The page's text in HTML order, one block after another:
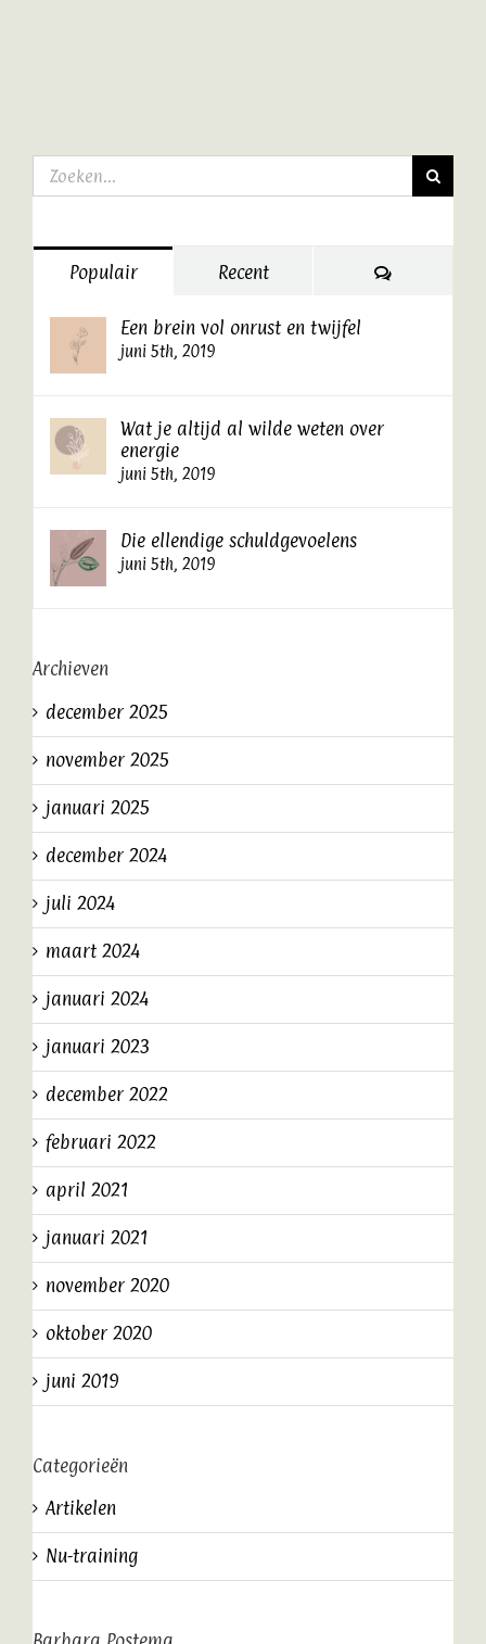
Zoeken
naar:
Populair Recent Reacties
Een brein vol onrust en twijfel
juni 5th, 2019
Wat je altijd al wilde weten over
energie
juni 5th, 2019
Die ellendige schuldgevoelens
juni 5th, 2019
Archieven
december 2025
november 2025
januari 2025
december 2024
juli 2024
maart 2024
januari 2024
januari 2023
december 2022
februari 2022
april 2021
januari 2021
november 2020
oktober 2020
juni 2019
Categorieën
Artikelen
Nu-training